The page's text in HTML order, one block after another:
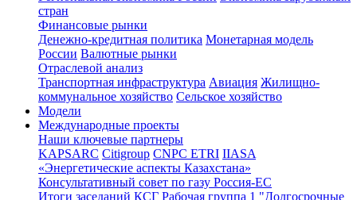
стран
Финансовые рынки
Денежно-кредитная политика Монетарная модель
России Валютные рынки
Отраслевой анализ
Транспортная инфраструктура Авиация Жилищно-
коммунальное хозяйство Сельское хозяйство
Модели
Международные проекты
Наши ключевые партнеры
KAPSARC Citigroup CNPC ETRI IIASA
«Энергетические аспекты Казахстана»
Консультативный совет по газу Россия-ЕС
Итоги заседаний КСГ Рабочая группа 1 "Долгосрочные